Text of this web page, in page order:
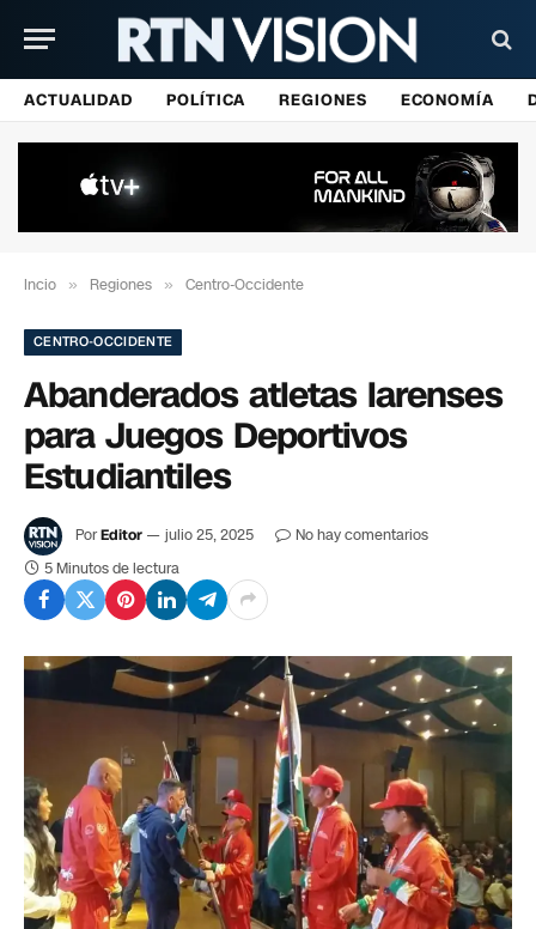
ACTUALIDAD POLÍTICA REGIONES ECONOMÍA
Incio » Regiones » Centro-Occidente
CENTRO-OCCIDENTE
Abanderados atletas larenses
para Juegos Deportivos
Estudiantiles
PorEditor julio 25, 2025
No hay comentarios
5 Minutos de lectura